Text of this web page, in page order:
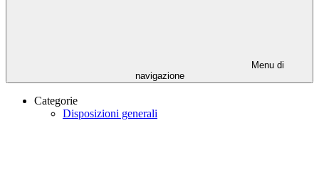
Menu di
navigazione
Categorie
Disposizioni generali